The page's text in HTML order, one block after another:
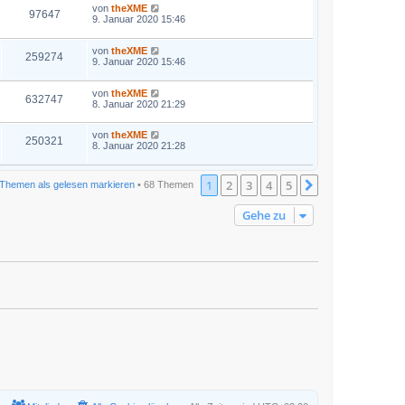
97647 von theXME
9. Januar 2020 15:46
259274 von theXME
9. Januar 2020 15:46
632747 von theXME
8. Januar 2020 21:29
250321 von theXME
8. Januar 2020 21:28
Themen als gelesen markieren • 68 Themen 1 2 3 4 5
Gehe zu